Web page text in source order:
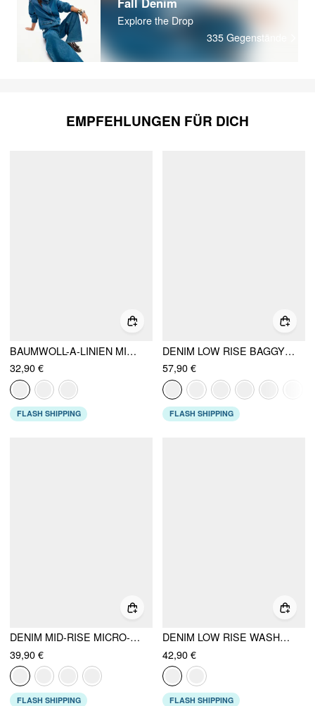
Explore the Drop
335 Gegenstände
EMPFEHLUNGEN FÜR DICH
BAUMWOLL-A-LINIEN MINIROCK MIT NIEDRIGER TAILLE UND KNOPF
32,90 €
FLASH SHIPPING
DENIM LOW RISE BAGGY JEANS
57,90 €
FLASH SHIPPING
DENIM MID-RISE MICRO-SHORTS
39,90 €
FLASH SHIPPING
DENIM LOW RISE WASHED BUCKLE METAL DETAIL PENCIL MINI SKIRT
42,90 €
FLASH SHIPPING